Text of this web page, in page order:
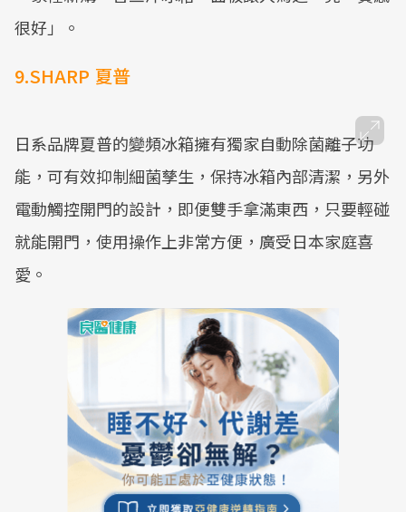
很好」。
9.SHARP 夏普
日系品牌夏普的變頻冰箱擁有獨家自動除菌離子功
能，可有效抑制細菌孳生，保持冰箱內部清潔，另外
電動觸控開門的設計，即便雙手拿滿東西，只要輕碰
就能開門，使用操作上非常方便，廣受日本家庭喜
愛。